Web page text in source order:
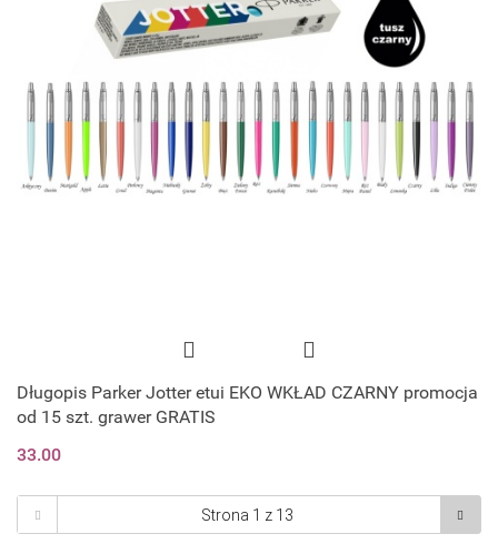
Długopis Parker Jotter etui EKO WKŁAD CZARNY promocja
od 15 szt. grawer GRATIS
33.00